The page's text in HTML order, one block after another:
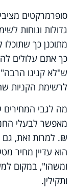
סופרמרקטים
גדולות ונוחות
מתוכנן כך
כך אתם עלולים
ש"לא קנינו
לרשימת הקניות
מה לגבי
הוא עדיין מחיר
ותקילין.